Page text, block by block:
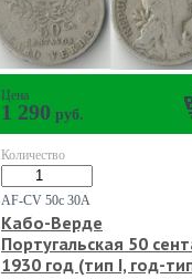
Цена
1 290 руб.
Количество
AF-CV 50с 30А
Кабо-Верде
Португальская 50
1930 год (тип I, год-